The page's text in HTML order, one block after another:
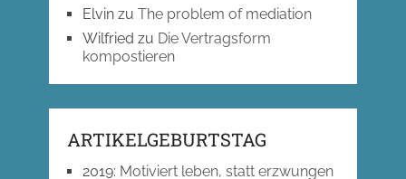
Elvinzu The problem of mediation
Wilfried zu Die Vertragsform
kompostieren
ARTIKELGEBURTSTAG
2019: Motiviert leben, statt erzwungen